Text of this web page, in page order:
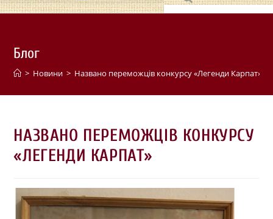
Блог
> Новини > Названо переможців конкурсу «Легенди Карпат»
НАЗВАНО ПЕРЕМОЖЦІВ КОНКУРСУ
«ЛЕГЕНДИ КАРПАТ»